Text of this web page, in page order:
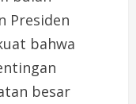
Presiden
bahwa
besar